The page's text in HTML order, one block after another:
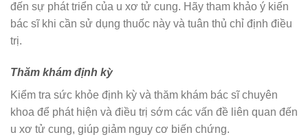
đến sự phát triển của u xơ tử cung. Hãy tham khảo ý kiến
bác sĩ khi cần sử dụng thuốc này và tuân thủ chỉ định điều
trị.
Thăm khám định kỳ
Kiểm tra sức khỏe định kỳ và thăm khám bác sĩ chuyên
khoa để phát hiện và điều trị sớm các vấn đề liên quan đến
u xơ tử cung, giúp giảm nguy cơ biến chứng.